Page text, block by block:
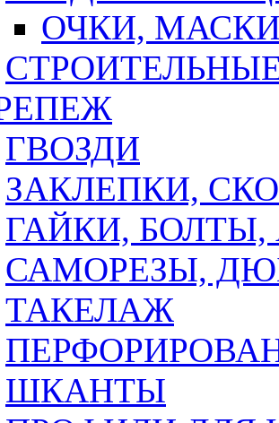
ОЧКИ,
ГВОЗДИ
ЗАКЛЕПКИ,
ГАЙКИ,
САМОРЕЗЫ,
ТАКЕЛАЖ
ШКАНТЫ